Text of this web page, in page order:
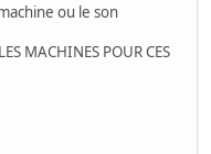
ou le son
MACHINES POUR CES